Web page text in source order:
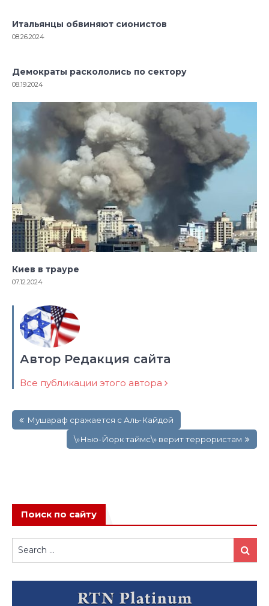
Итальянцы обвиняют сионистов
08.26.2024
Демократы раскололись по сектору
08.19.2024
Киев в трауре
07.12.2024
Автор Редакция сайта
Все публикации этого автора
по Мушараф сражается с Аль-Кайдой
\»Нью-Йорк таймс\» верит террористам
Поиск по сайту
Search
for:
Search